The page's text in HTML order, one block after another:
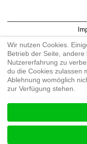
#enduroaustria,
Enduro-Austria, Enduro,
Endurotouren,
Wir nutzen Cookies.
Betrieb der Seite,
Nutzererfahrung zu
du die Cookies zulassen
Ablehnung womöglich
zur Verfügung stehen.